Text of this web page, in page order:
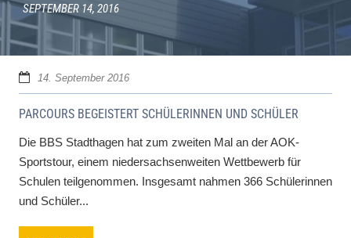
SEPTEMBER 14, 2016
14. September 2016
PARCOURS BEGEISTERT SCHÜLERINNEN UND SCHÜLER
Die BBS Stadthagen hat zum zweiten Mal an der AOK-
Sportstour, einem niedersachsenweiten Wettbewerb für
Schulen teilgenommen. Insgesamt nahmen 366 Schülerinnen
und Schüler...